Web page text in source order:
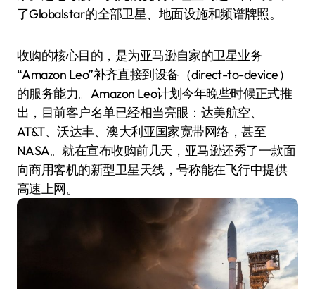
了Globalstar的全部卫星、地面设施和频谱牌照。
收购的核心目的，是为亚马逊自家的卫星业务
“Amazon Leo”补齐直接到设备（direct-to-device）
的服务能力。Amazon Leo计划今年晚些时候正式推
出，目前客户名单已经相当亮眼：达美航空、
AT&T、沃达丰、澳大利亚国家宽带网络，甚至
NASA。就在宣布收购前几天，亚马逊还秀了一款面
向商用客机的新型卫星天线，号称能在飞行中提供
高速上网。